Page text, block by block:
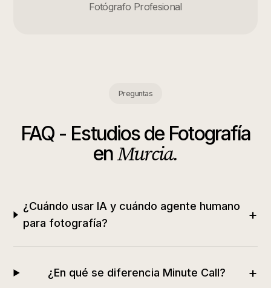
Fotógrafo Profesional
Preguntas
FAQ - Estudios de Fotografía
enMurcia.
¿Cuándo usar IA y cuándo agente humano
para fotografía?
+
¿En qué se diferencia Minute Call? +